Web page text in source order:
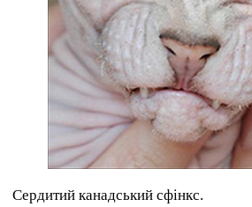
Сердитий канадський сфінкс.